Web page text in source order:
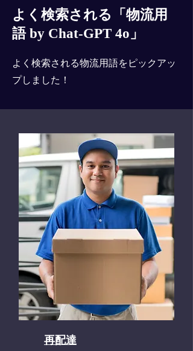
よく検索される「物流用
語 by Chat-GPT 4o」
よく検索される物流用語をピックアッ
プしました！
再配達